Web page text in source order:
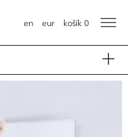
en eur košík 0